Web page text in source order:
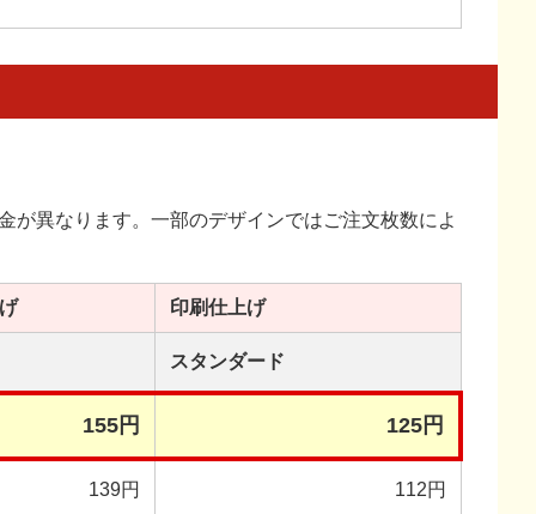
が異なります。一部のデザインではご注文枚数によ
印刷仕上げ
スタンダード
155円 125円
139円 112円